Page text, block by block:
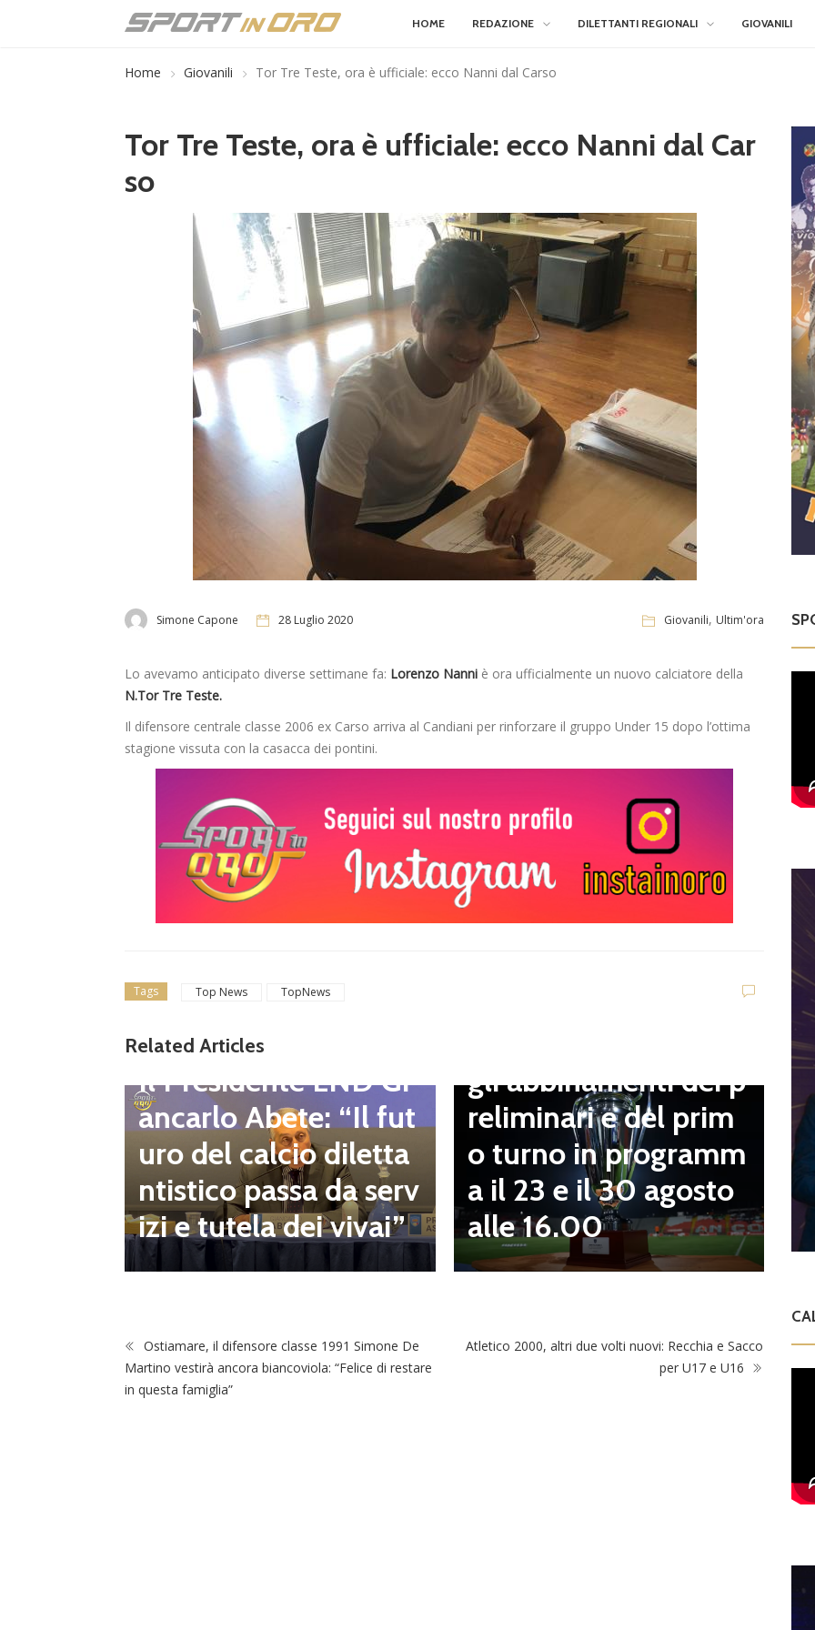
HOME REDAZIONE DILETTANTI REGIONALI GIOVANILI
Home Giovanili Tor Tre Teste, ora è ufficiale: ecco Nanni dal Carso
Tor Tre Teste, ora è ufficiale: ecco Nanni dal Car
so
Simone Capone 28 Luglio 2020 Giovanili, Ultim'ora
Lo avevamo anticipato diverse settimane fa: Lorenzo Nanni è ora ufficialmente un nuovo calciatore della
N.Tor Tre Teste.
Il difensore centrale classe 2006 ex Carso arriva al Candiani per rinforzare il gruppo Under 15 dopo l’ottima
stagione vissuta con la casacca dei pontini.
Tags Top News TopNews
Related Articles
Dilettanti Regionali
Il Presidente LND Gi
ancarlo Abete: “Il fut
uro del calcio diletta
ntistico passa da serv
izi e tutela dei vivai”
gli abbinamenti dei p
reliminari e del prim
o turno in programm
a il 23 e il 30 agosto
alle 16.00
Ostiamare, il difensore classe 1991 Simone De
Martino vestirà ancora biancoviola: “Felice di restare
in questa famiglia”
Atletico 2000, altri due volti nuovi: Recchia e Sacco
per U17 e U16